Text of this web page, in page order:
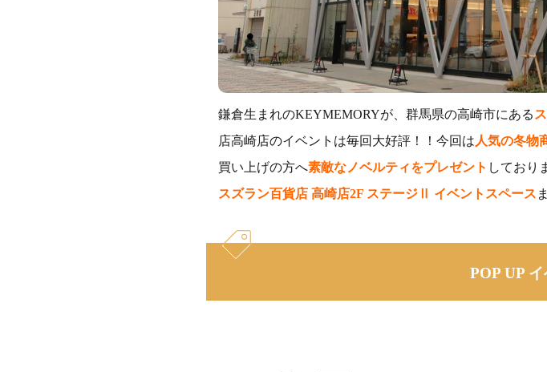
鎌倉生まれのKEYMEMORYが、群馬県の高崎市にある
店高崎店のイベントは毎回大好評！！今回は 人気の冬物
買い上げの方へ素敵なノベルティをプレゼント しており
スズラン百貨店 高崎店2F ステージⅡ イベントスペース
POP UP